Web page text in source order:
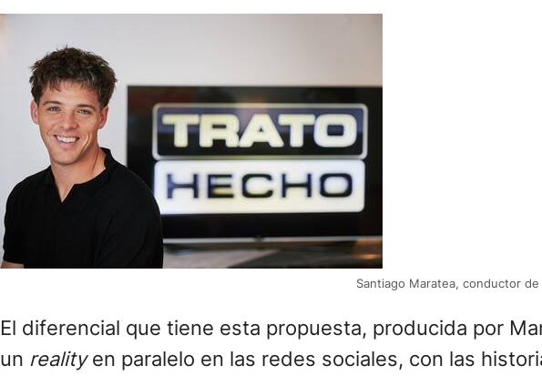
Santiago Maratea, conductor
El diferencial que tiene esta propuesta, producida por
un realityen paralelo en las redes sociales, con las